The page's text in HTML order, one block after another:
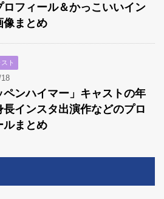
ロフィール＆かっこいいイン
像まとめ
ト
ペンハイマー」キャストの年
長インスタ出演作などのプロ
ルまとめ